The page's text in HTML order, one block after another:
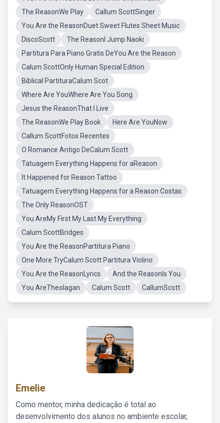
The ReasonWe Play
Callum ScottSinger
You Are the ReasonDuet Sweet Flutes Sheet Music
DiscoScott
The ReasonI Jump Naoki
Partitura Para Piano Gratis DeYou Are the Reason
Calum ScottOnly Human Special Edition
Biblical PartituraCalum Scot
Where Are YouWhere Are You Song
Jesus the ReasonThat I Live
The ReasonWe Play Book
Here Are YouNow
Callum ScottFotos Recentes
O Romance Antigo DeCalum Scott
Tatuagem Everything Happens for aReason
It Happened for Reason Tattoo
Tatuagem Everything Happens for a Reason Costas
The Only ReasonOST
You AreMy First My Last My Everything
Calum ScottBridges
You Are the ReasonPartitura Piano
One More TryCalum Scott Partitura Violino
You Are the ReasonLyrics
And the ReasonIs You
You AreTheolagan
Calum Scott CallumScott
Emelie
Como mentor, minha dedicação é total ao
desenvolvimento dos alunos no ambiente escolar,